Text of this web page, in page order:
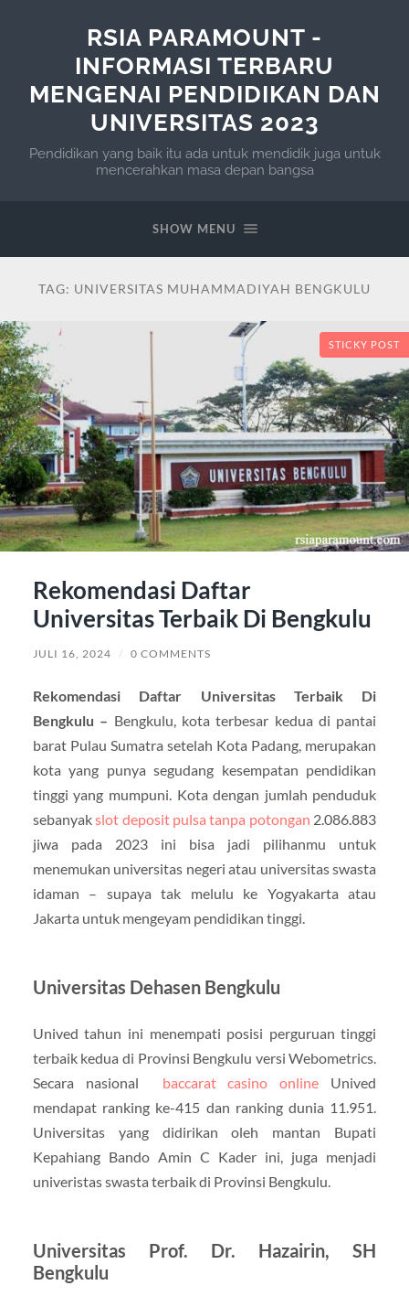
RSIA PARAMOUNT -
INFORMASI TERBARU
MENGENAI PENDIDIKAN DAN
UNIVERSITAS 2023
Pendidikan yang baik itu ada untuk mendidik juga untuk
mencerahkan masa depan bangsa
SHOW MENU
TAG: UNIVERSITAS MUHAMMADIYAH BENGKULU
STICKY POST
Rekomendasi Daftar
Universitas Terbaik Di Bengkulu
JULI 16, 2024 / 0 COMMENTS
Rekomendasi Daftar Universitas Terbaik Di
Bengkulu – Bengkulu, kota terbesar kedua di pantai
barat Pulau Sumatra setelah Kota Padang, merupakan
kota yang punya segudang kesempatan pendidikan
tinggi yang mumpuni. Kota dengan jumlah penduduk
sebanyakslot deposit pulsa tanpa potongan 2.086.883
jiwa pada 2023 ini bisa jadi pilihanmu untuk
menemukan universitas negeri atau universitas swasta
idaman – supaya tak melulu ke Yogyakarta atau
Jakarta untuk mengeyam pendidikan tinggi.
Universitas Dehasen Bengkulu
Unived tahun ini menempati posisi perguruan tinggi
terbaik kedua di Provinsi Bengkulu versi Webometrics.
Secara nasional baccarat casino online Unived
mendapat ranking ke-415 dan ranking dunia 11.951.
Universitas yang didirikan oleh mantan Bupati
Kepahiang Bando Amin C Kader ini, juga menjadi
univeristas swasta terbaik di Provinsi Bengkulu.
Universitas Prof. Dr. Hazairin, SH
Bengkulu